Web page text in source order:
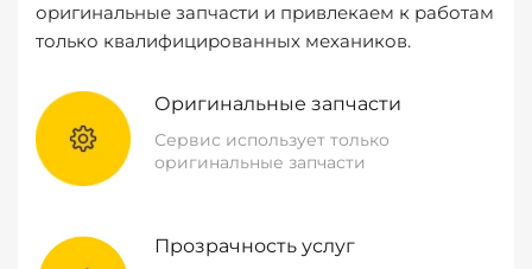
оригинальные запчасти и привлекаем к работам
только квалифицированных механиков.
Оригинальные запчасти
Сервис использует только
оригинальные запчасти
Прозрачность услуг